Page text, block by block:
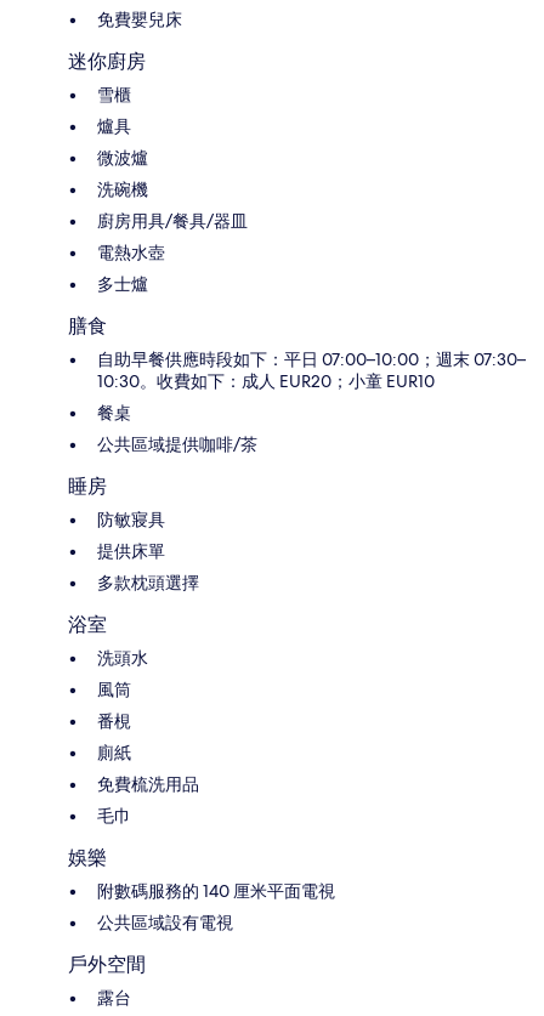
免費嬰兒床
迷你廚房
雪櫃
爐具
微波爐
洗碗機
廚房用具/餐具/器皿
電熱水壺
多士爐
膳食
自助早餐供應時段如下：平日 07:00–10:00；週末 07:30–
10:30。收費如下：成人 EUR20；小童 EUR10
餐桌
公共區域提供咖啡/茶
睡房
防敏寢具
提供床單
多款枕頭選擇
浴室
洗頭水
風筒
番梘
廁紙
免費梳洗用品
毛巾
娛樂
附數碼服務的 140 厘米平面電視
公共區域設有電視
戶外空間
露台